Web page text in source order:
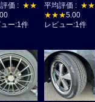
価 : ★★
ー:1件
平均評価 : ★★
★★★5.00
レビュー:1件